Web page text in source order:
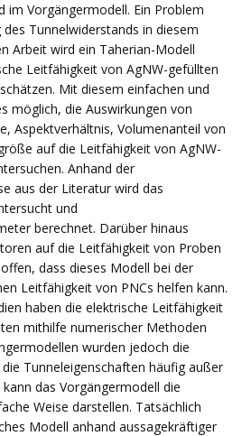
im Vorgängermodell. Ein Problem
Tunnelwiderstands in diesem
Arbeit wird ein Taherian-Modell
Leitfähigkeit von AgNW-gefüllten
Mit diesem einfachen und
möglich, die Auswirkungen von
Aspektverhältnis, Volumenanteil von
auf die Leitfähigkeit von AgNW-
Anhand der
aus der Literatur wird das
und
berechnet. Darüber hinaus
auf die Leitfähigkeit von Proben
dass dieses Modell bei der
Leitfähigkeit von PNCs helfen kann.
haben die elektrische Leitfähigkeit
mithilfe numerischer Methoden
wurden jedoch die
Tunneleigenschaften häufig außer
das Vorgängermodell die
Weise darstellen. Tatsächlich
Modell anhand aussagekräftiger